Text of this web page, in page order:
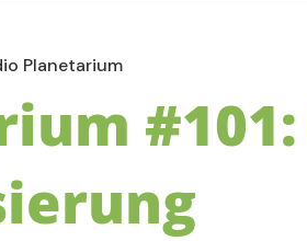
Planetarium